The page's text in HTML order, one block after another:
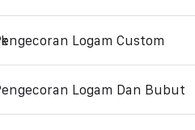
Logam Dan Bubut